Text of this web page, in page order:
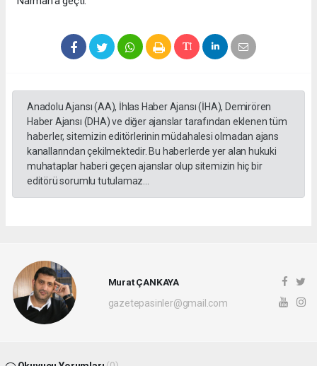
Anadolu Ajansı (AA), İhlas Haber Ajansı (İHA), Demirören
Haber Ajansı (DHA) ve diğer ajanslar tarafından eklenen tüm
haberler, sitemizin editörlerinin müdahalesi olmadan ajans
kanallarından çekilmektedir. Bu haberlerde yer alan hukuki
muhataplar haberi geçen ajanslar olup sitemizin hiç bir
editörü sorumlu tutulamaz...
Murat ÇANKAYA
gazetepasinler@gmail.com